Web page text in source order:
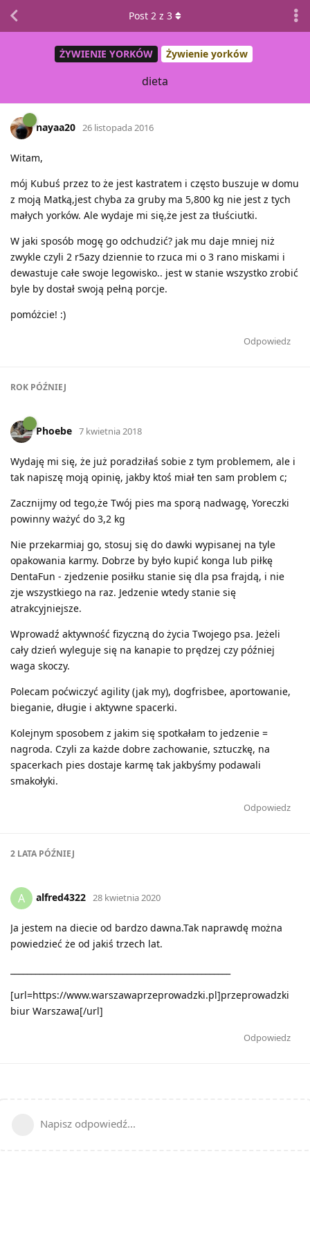
ŻYWIENIE YORKÓW Żywienie yorków
dieta
Post 2 z 3
nayaa20 26 listopada 2016
Witam,
mój Kubuś przez to że jest kastratem i często buszuje w domu
z moją Matką,jest chyba za gruby ma 5,800 kg nie jest z tych
małych yorków. Ale wydaje mi się,że jest za tłuściutki.
W jaki sposób mogę go odchudzić? jak mu daje mniej niż
zwykle czyli 2 r5azy dziennie to rzuca mi o 3 rano miskami i
dewastuje całe swoje legowisko.. jest w stanie wszystko zrobić
byle by dostał swoją pełną porcje.
pomóżcie! :)
Odpowiedz
ROK PÓŹNIEJ
Phoebe 7 kwietnia 2018
Wydaję mi się, że już poradziłaś sobie z tym problemem, ale i
tak napiszę moją opinię, jakby ktoś miał ten sam problem c;
Zacznijmy od tego,że Twój pies ma sporą nadwagę, Yoreczki
powinny ważyć do 3,2 kg
Nie przekarmiaj go, stosuj się do dawki wypisanej na tyle
opakowania karmy. Dobrze by było kupić konga lub piłkę
DentaFun - zjedzenie posiłku stanie się dla psa frajdą, i nie
zje wszystkiego na raz. Jedzenie wtedy stanie się
atrakcyjniejsze.
Wprowadź aktywność fizyczną do życia Twojego psa. Jeżeli
cały dzień wyleguje się na kanapie to prędzej czy później
waga skoczy.
Polecam poćwiczyć agility (jak my), dogfrisbee, aportowanie,
bieganie, długie i aktywne spacerki.
Kolejnym sposobem z jakim się spotkałam to jedzenie =
nagroda. Czyli za każde dobre zachowanie, sztuczkę, na
spacerkach pies dostaje karmę tak jakbyśmy podawali
smakołyki.
Odpowiedz
2 LATA PÓŹNIEJ
A alfred4322 28 kwietnia 2020
Ja jestem na diecie od bardzo dawna.Tak naprawdę można
powiedzieć że od jakiś trzech lat.
[url=https://www.warszawaprzeprowadzki.pl]przeprowadzki
biur Warszawa[/url]
Odpowiedz
Napisz odpowiedź...